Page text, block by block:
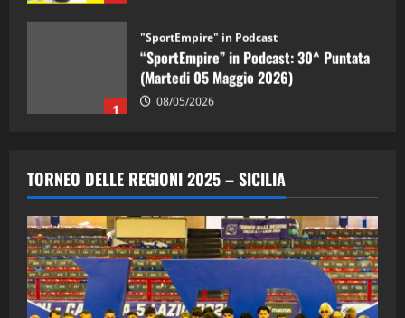
1
"SportEmpire" in Podcast
“SportEmpire” in Podcast: 30^ Puntata
(Martedi 05 Maggio 2026)
08/05/2026
2
“SportEmpire” in Podcast: 29^ Puntata
(Martedi 28 Aprile 2026)
"SportEmpire" in Podcast
“SportEmpire” in Podcast: 28^ Puntata
(Martedi 21 Aprile 2026)
TORNEO DELLE REGIONI 2025 – SICILIA